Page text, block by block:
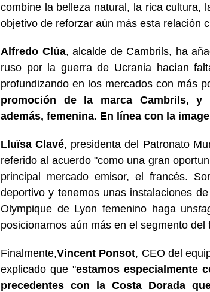
combine la belleza natural, la rica cultura,
objetivo de reforzar aún más esta relación
Alfredo Clúa, alcalde de Cambrils, ha
ruso por la guerra de Ucrania hacían
profundizando en los mercados con más
promoción de la marca Cambrils, y
además, femenina. En línea con la
Lluïsa Clavé, presidenta del Patronato
referido al acuerdo "como una gran
principal mercado emisor, el francés.
deportivo y tenemos unas instalaciones
Olympique de Lyon femenino haga un
posicionarnos aún más en el segmento del
Finalmente,Vincent Ponsot, CEO del
explicado que "estamos especialmente
precedentes con la Costa Dorada